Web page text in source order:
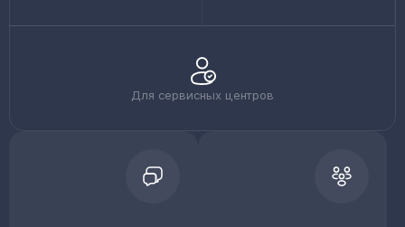
Для сервисных центров